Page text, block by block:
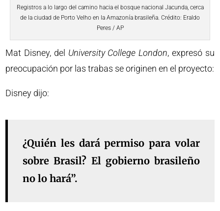
Registros a lo largo del camino hacia el bosque nacional Jacunda, cerca
de la ciudad de Porto Velho en la Amazonía brasileña. Crédito: Eraldo
Peres / AP
Mat Disney, del University College London, expresó su
preocupación por las trabas se originen en el proyecto:
Disney dijo:
¿Quién les dará permiso para volar
sobre Brasil? El gobierno brasileño
no lo hará”.